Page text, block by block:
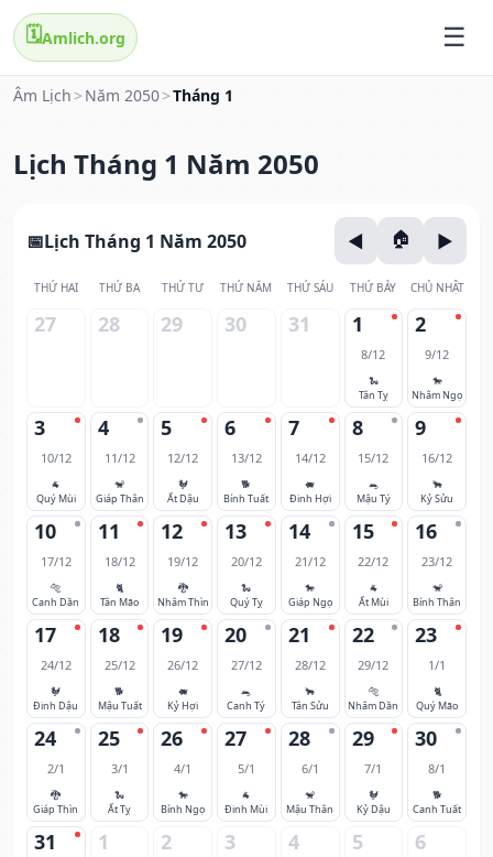
🗓️Amlich.org
Âm Lịch > Năm 2050>Tháng 1
Lịch Tháng 1 Năm 2050
Lịch Tháng 1 Năm 2050
THỨ HAI THỨ BA THỨ TƯ THỨ NĂM THỨ SÁU THỨ BẢY CHỦ NHẬT
27 28 29 30 31 1
8/12
🐍
Tân Tỵ
2
9/12
🐎
Nhâm Ngọ
3
10/12
🐐
Quý Mùi
4
11/12
🐒
Giáp Thân
5
12/12
🐓
Ất Dậu
6
13/12
🐕
Bính Tuất
7
14/12
🐖
Đinh Hợi
8
15/12
🐀
Mậu Tý
9
16/12
🐂
Kỷ Sửu
10
17/12
🐅
Canh Dần
11
18/12
🐈
Tân Mão
12
19/12
🐉
Nhâm Thìn
13
20/12
🐍
Quý Tỵ
14
21/12
🐎
Giáp Ngọ
15
22/12
🐐
Ất Mùi
16
23/12
🐒
Bính Thân
17
24/12
🐓
Đinh Dậu
18
25/12
🐕
Mậu Tuất
19
26/12
🐖
Kỷ Hợi
20
27/12
🐀
Canh Tý
21
28/12
🐂
Tân Sửu
22
29/12
🐅
Nhâm Dần
23
1/1
🐈
Quý Mão
24
2/1
🐉
Giáp Thìn
25
3/1
🐍
Ất Tỵ
26
4/1
🐎
Bính Ngọ
27
5/1
🐐
Đinh Mùi
28
6/1
🐒
Mậu Thân
29
7/1
🐓
Kỷ Dậu
30
8/1
🐕
Canh Tuất
31 1 2 3 4 5 6